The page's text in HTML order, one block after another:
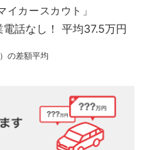
カースカウト」
の差額平均